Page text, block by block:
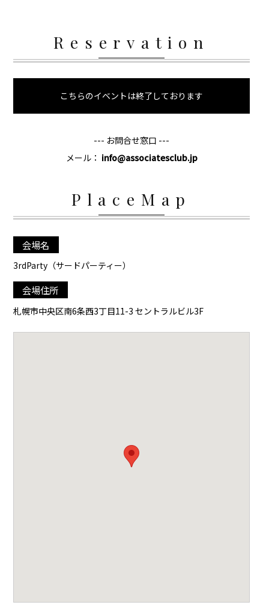
Reservation
こちらのイベントは終了しております
--- お問合せ窓口 ---
メール： info@associatesclub.jp
PlaceMap
会場名
3rdParty（サードパーティー）
会場住所
札幌市中央区南6条西3丁目11-3 セントラルビル3F